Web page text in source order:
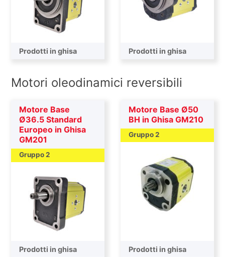
Prodotti in ghisa Prodotti in ghisa
Motori oleodinamici reversibili
Motore Base
Ø36.5 Standard
Europeo in Ghisa
GM201
Gruppo 2
Prodotti in ghisa
Motore Base Ø50
BH in Ghisa GM210
Gruppo 2
Prodotti in ghisa